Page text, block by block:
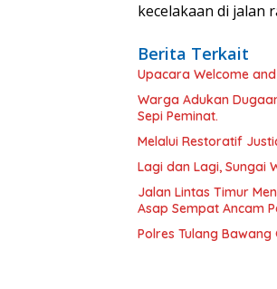
kecelakaan di jalan
Berita Terkait
Upacara Welcome
Warga Adukan
Sepi Peminat.
Melalui Restoratif
Lagi dan Lagi, Sungai
Jalan Lintas Timur
Asap Sempat Ancam
Polres Tulang